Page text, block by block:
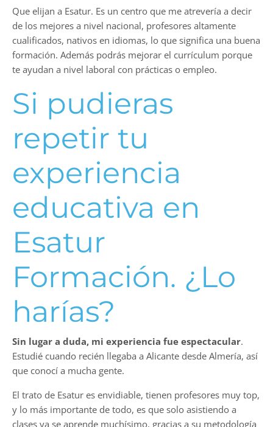
Que elijan a Esatur. Es un centro que me atrevería a decir
de los mejores a nivel nacional, profesores altamente
cualificados, nativos en idiomas, lo que significa una buena
formación. Además podrás mejorar el currículum porque
te ayudan a nivel laboral con prácticas o empleo.
Si pudieras
repetir tu
experiencia
educativa en
Esatur
Formación. ¿Lo
harías?
Sin lugar a duda, mi experiencia fue espectacular.
Estudié cuando recién llegaba a Alicante desde Almería, así
que conocí a mucha gente.
El trato de Esatur es envidiable, tienen profesores muy top,
y lo más importante de todo, es que solo asistiendo a
clases ya se aprende muchísimo, gracias a su metodología